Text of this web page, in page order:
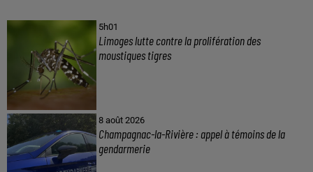
5h01
Limoges lutte contre la prolifération des
moustiques tigres
8 août 2026
Champagnac-la-Rivière : appel à témoins de la
gendarmerie